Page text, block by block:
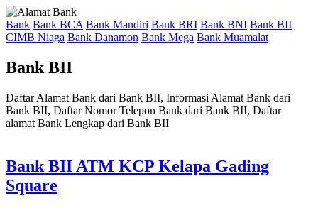
Bank Bank BCA Bank Mandiri Bank BRI Bank BNI Bank BII
CIMB Niaga Bank Danamon Bank Mega Bank Muamalat
Bank BII
Daftar Alamat Bank dari Bank BII, Informasi Alamat Bank dari
Bank BII, Daftar Nomor Telepon Bank dari Bank BII, Daftar
alamat Bank Lengkap dari Bank BII
Bank BII ATM KCP Kelapa Gading
Square